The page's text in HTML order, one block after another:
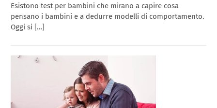
Esistono test per bambini che mirano a capire cosa
pensano i bambini e a dedurre modelli di comportamento.
Oggi si […]